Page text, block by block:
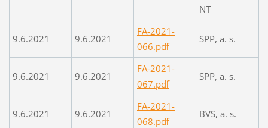
NT
9.6.2021 9.6.2021
FA-2021-
066.pdf
SPP, a. s.
9.6.2021 9.6.2021
FA-2021-
067.pdf
SPP, a. s.
9.6.2021 9.6.2021
FA-2021-
068.pdf
BVS, a. s.